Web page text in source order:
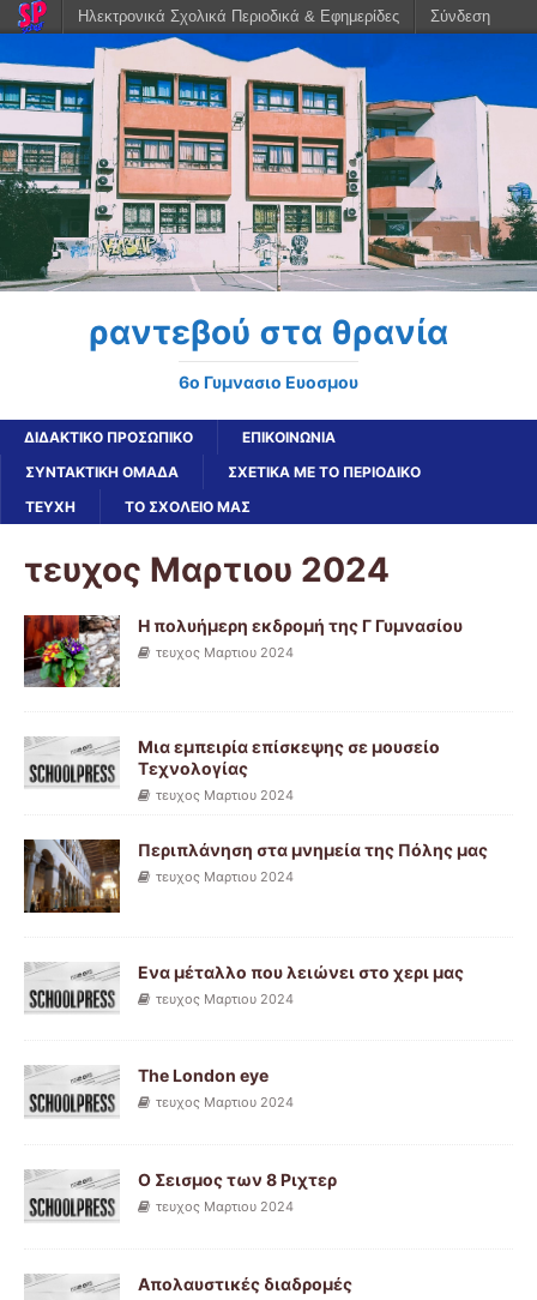
ραντεβού στα θρανία
6o Γυμνασιο Ευοσμου
ΔΙΔΑΚΤΙΚΟ ΠΡΟΣΩΠΙΚΟ
ΕΠΙΚΟΙΝΩΝΙΑ
ΣΥΝΤΑΚΤΙΚΗ ΟΜΑΔΑ
ΣΧΕΤΙΚΑ ΜΕ ΤΟ ΠΕΡΙΟΔΙΚΟ
ΤΕΥΧΗ
ΤΟ ΣΧΟΛΕΙΟ ΜΑΣ
τευχος Μαρτιου 2024
Η πολυήμερη εκδρομή της Γ Γυμνασίου
τευχος Μαρτιου 2024
Μια εμπειρία επίσκεψης σε μουσείο
Τεχνολογίας
τευχος Μαρτιου 2024
Περιπλάνηση στα μνημεία της Πόλης μας
τευχος Μαρτιου 2024
Eνα μέταλλο που λειώνει στο χερι μας
τευχος Μαρτιου 2024
The London eye
τευχος Μαρτιου 2024
Ο Σεισμος των 8 Ριχτερ
τευχος Μαρτιου 2024
Απολαυστικές διαδρομές
Ηλεκτρονικά Σχολικά Περιοδικά & Εφημερίδες Σύνδεση